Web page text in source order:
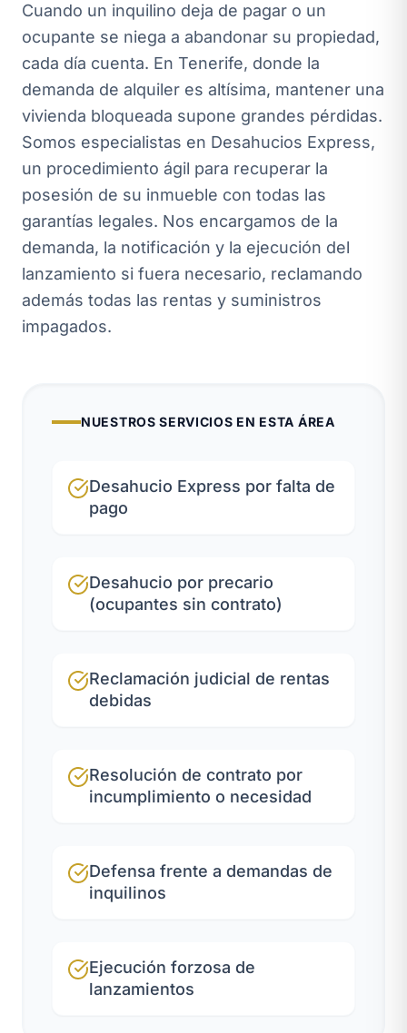
Cuando un inquilino deja de pagar o un
ocupante se niega a abandonar su propiedad,
cada día cuenta. En Tenerife, donde la
demanda de alquiler es altísima, mantener una
vivienda bloqueada supone grandes pérdidas.
Somos especialistas en Desahucios Express,
un procedimiento ágil para recuperar la
posesión de su inmueble con todas las
garantías legales. Nos encargamos de la
demanda, la notificación y la ejecución del
lanzamiento si fuera necesario, reclamando
además todas las rentas y suministros
impagados.
NUESTROS SERVICIOS EN ESTA ÁREA
Desahucio Express por falta de
pago
Desahucio por precario
(ocupantes sin contrato)
Reclamación judicial de rentas
debidas
Resolución de contrato por
incumplimiento o necesidad
Defensa frente a demandas de
inquilinos
Ejecución forzosa de
lanzamientos